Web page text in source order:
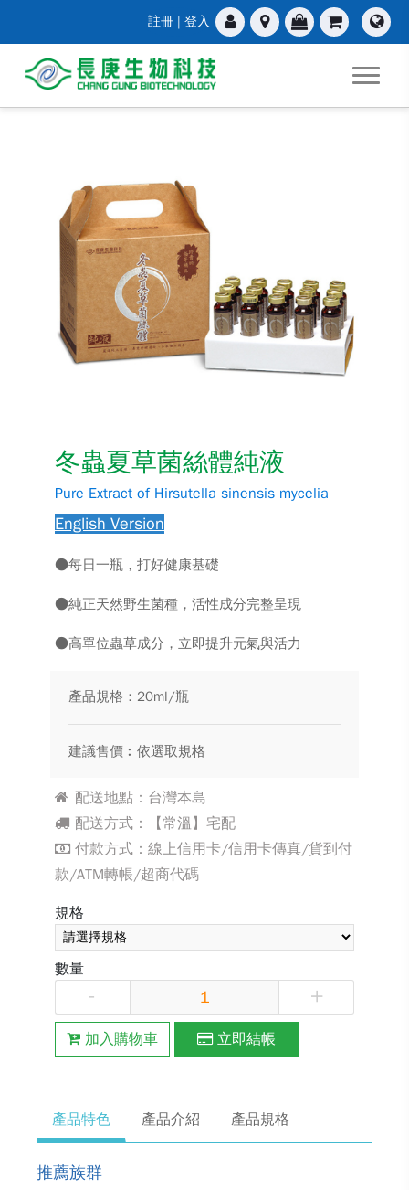
註冊 | 登入
冬蟲夏草菌絲體純液
Pure Extract of Hirsutella sinensis mycelia
English Version
●每日一瓶，打好健康基礎
●純正天然野生菌種，活性成分完整呈現
●高單位蟲草成分，立即提升元氣與活力
產品規格：20ml/瓶
建議售價︰依選取規格
配送地點：台灣本島
配送方式：【常溫】宅配
付款方式：線上信用卡/信用卡傳真/貨到付
款/ATM轉帳/超商代碼
規格
數量
- +
加入購物車 立即結帳
產品特色 產品介紹 產品規格
推薦族群